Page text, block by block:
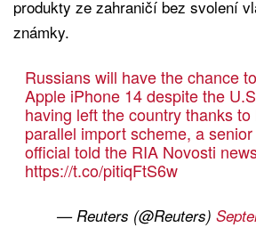
produkty ze zahraničí bez svolení
známky.
Russians will have the chance
Apple iPhone 14 despite the
having left the country thanks to
parallel import scheme, a
official told the RIA Novosti
https://t.co/pitiqFtS6w
— Reuters (@Reuters)